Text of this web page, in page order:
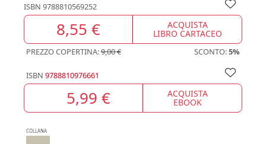
ISBN 9788810569252
8,55 € ACQUISTA
LIBRO CARTACEO
PREZZO COPERTINA:9,00 € SCONTO:5%
ISBN 9788810976661
5,99 € ACQUISTA
EBOOK
COLLANA